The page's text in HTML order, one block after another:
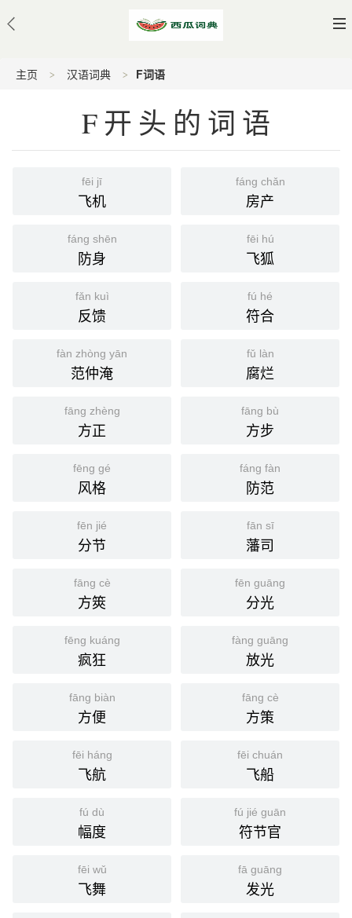
主页 汉语词典 F词语
F开头的词语
fēi jī
飞机
fáng chǎn
房产
fáng shēn
防身
fēi hú
飞狐
fǎn kuì
反馈
fú hé
符合
fàn zhòng yān
范仲淹
fǔ làn
腐烂
fāng zhèng
方正
fāng bù
方步
fēng gé
风格
fáng fàn
防范
fēn jié
分节
fān sī
藩司
fāng cè
方筴
fēn guāng
分光
fēng kuáng
疯狂
fàng guāng
放光
fāng biàn
方便
fāng cè
方策
fēi háng
飞航
fēi chuán
飞船
fú dù
幅度
fú jié guān
符节官
fēi wǔ
飞舞
fā guāng
发光